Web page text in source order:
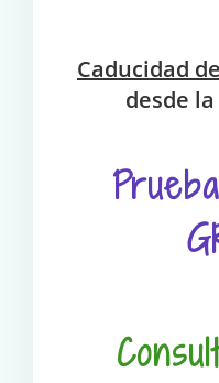
Caducidad
desde